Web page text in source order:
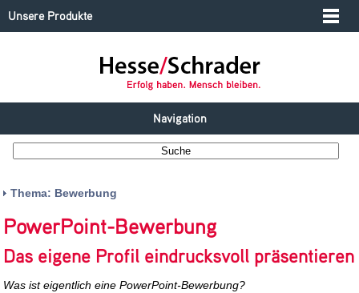
Unsere Produkte
Navigation
Thema: Bewerbung
PowerPoint-Bewerbung
Das eigene Profil eindrucksvoll präsentieren
Was ist eigentlich eine PowerPoint-Bewerbung?